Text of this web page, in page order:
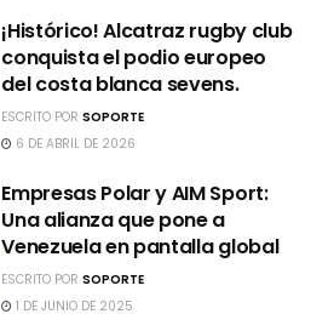
¡Histórico! Alcatraz rugby club
conquista el podio europeo
del costa blanca sevens.
ESCRITO PORSOPORTE
6 DE ABRIL DE 2026
Empresas Polar y AIM Sport:
Una alianza que pone a
Venezuela en pantalla global
ESCRITO PORSOPORTE
1 DE JUNIO DE 2025